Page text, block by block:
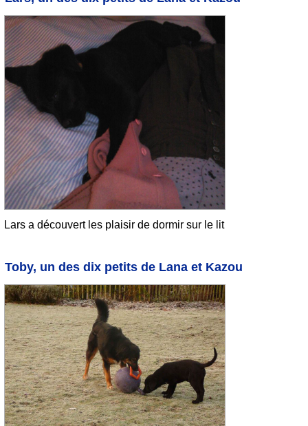
Lars a découvert les plaisir de dormir sur le lit
Toby, un des dix petits de Lana et Kazou